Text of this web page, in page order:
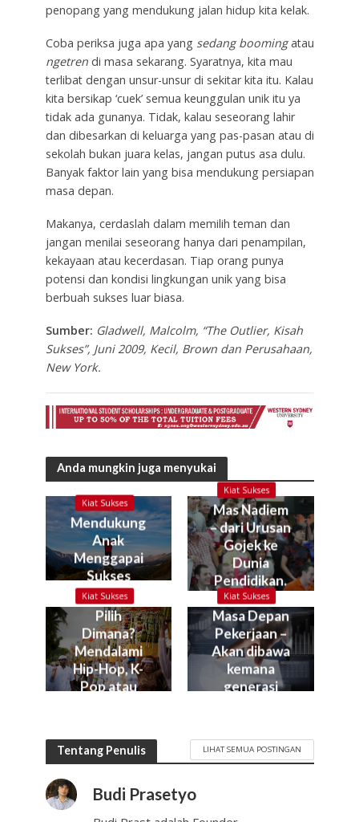
penopang yang mendukung jalan hidup kita kelak.
Coba periksa juga apa yang sedang boomingatau
ngetrendi masa sekarang. Syaratnya, kita mau
terlibat dengan unsur-unsur di sekitar kita itu. Kalau
kita bersikap ‘cuek’ semua keunggulan unik itu ya
tidak ada gunanya. Tidak, kalau seseorang lahir
dan dibesarkan di keluarga yang pas-pasan atau di
sekolah bukan juara kelas, jangan putus asa dulu.
Banyak faktor lain yang bisa mendukung persiapan
masa depan.
Makanya, cerdaslah dalam memilih teman dan
jangan menilai seseorang hanya dari penampilan,
kekayaan atau kecerdasan. Tiap orang punya
potensi dan kondisi lingkungan unik yang bisa
berbuah sukses luar biasa.
Sumber: Gladwell, Malcolm, “The Outlier, Kisah
Sukses”, Juni 2009, Kecil, Brown dan Perusahaan,
New York.
Anda mungkin juga menyukai
Kiat Sukses
Mendukung
Anak
Menggapai
Sukses
Kiat Sukses
Mas Nadiem
– dari Urusan
Gojek ke
Dunia
Pendidikan.
Kok bisa?
Kiat Sukses
Pilih
Dimana?
Mendalami
Hip-Hop, K-
Pop atau
Kiat Sukses
Masa Depan
Pekerjaan –
Akan dibawa
kemana
generasi
Tentang Penulis LIHAT SEMUA POSTINGAN
Budi Prasetyo